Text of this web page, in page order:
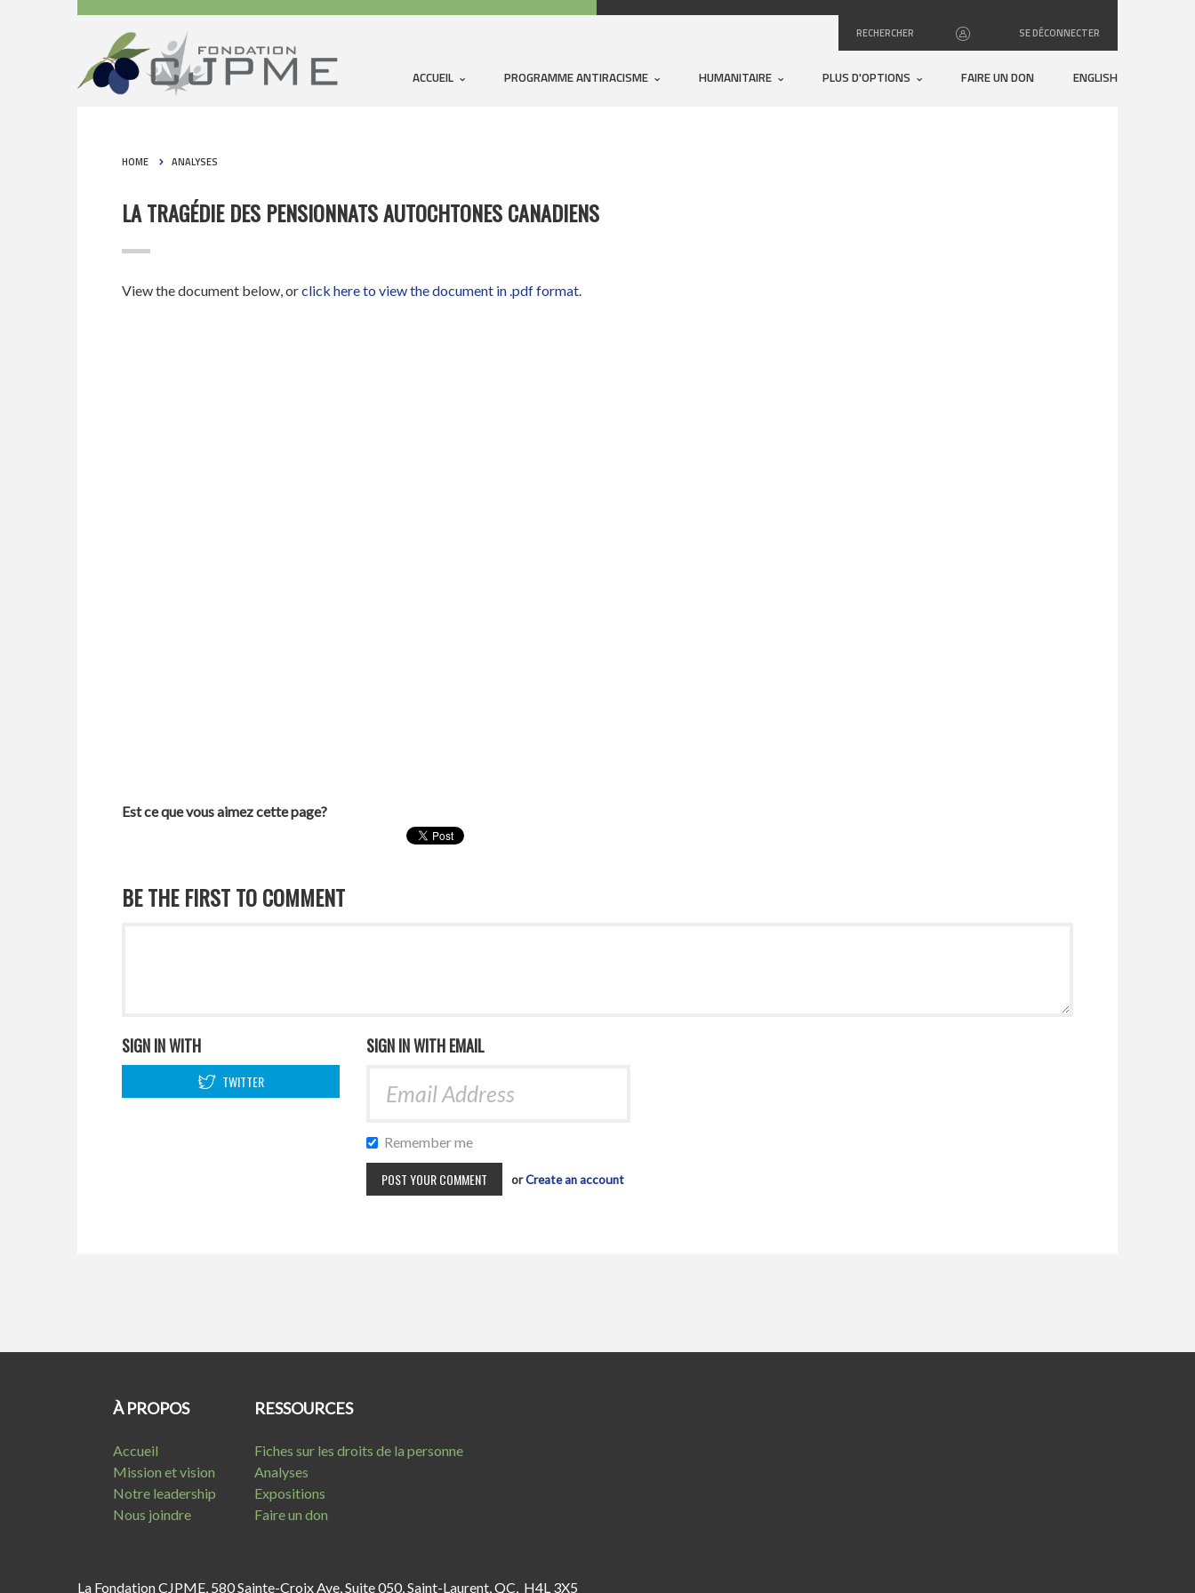
RECHERCHER · · SE DÉCONNECTER
ACCUEIL PROGRAMME ANTIRACISME HUMANITAIRE PLUS D'OPTIONS FAIRE UN DON ENGLISH
HOME ANALYSES
LA TRAGÉDIE DES PENSIONNATS AUTOCHTONES CANADIENS
View the document below, orclick here to view the document in .pdf format.
Est ce que vous aimez cette page?
BE THE FIRST TO COMMENT
SIGN IN WITH
TWITTER
SIGN IN WITH EMAIL
Remember me
orCreate an account
À PROPOS
Accueil
Mission et vision
Notre leadership
Nous joindre
RESSOURCES
Fiches sur les droits de la personne
Analyses
Expositions
Faire un don
La Fondation CJPME, 580 Sainte-Croix Ave, Suite 050, Saint-Laurent, QC, H4L 3X5